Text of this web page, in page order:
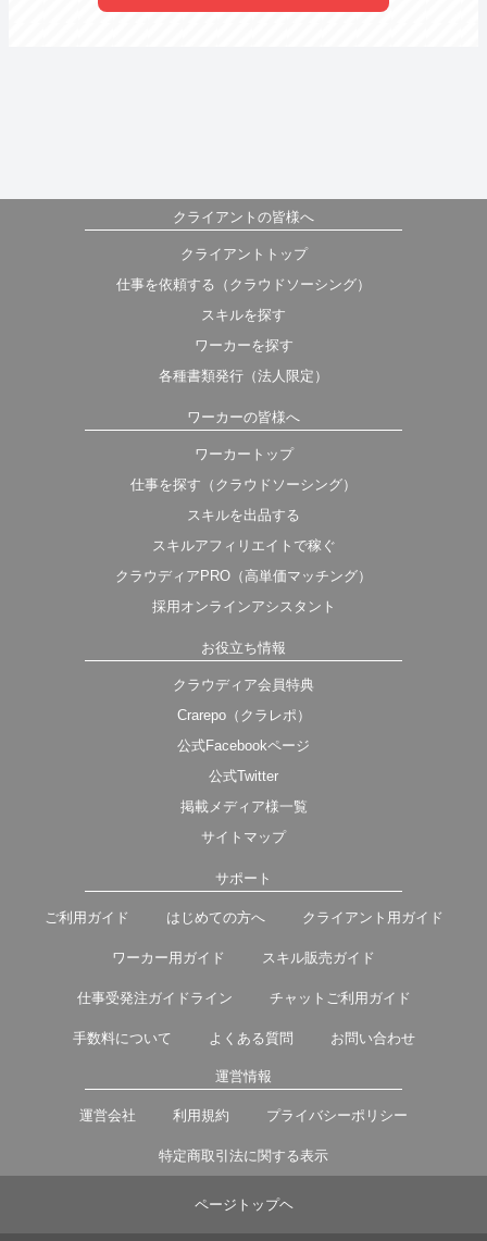
クライアントの皆様へ
クライアントトップ
仕事を依頼する（クラウドソーシング）
スキルを探す
ワーカーを探す
各種書類発行（法人限定）
ワーカーの皆様へ
ワーカートップ
仕事を探す（クラウドソーシング）
スキルを出品する
スキルアフィリエイトで稼ぐ
クラウディアPRO（高単価マッチング）
採用オンラインアシスタント
お役立ち情報
クラウディア会員特典
Crarepo（クラレポ）
公式Facebookページ
公式Twitter
掲載メディア様一覧
サイトマップ
サポート
ご利用ガイド はじめての方へ クライアント用ガイド
ワーカー用ガイド スキル販売ガイド
仕事受発注ガイドライン チャットご利用ガイド
手数料について よくある質問 お問い合わせ
運営情報
運営会社 利用規約 プライバシーポリシー
特定商取引法に関する表示
ページトップヘ